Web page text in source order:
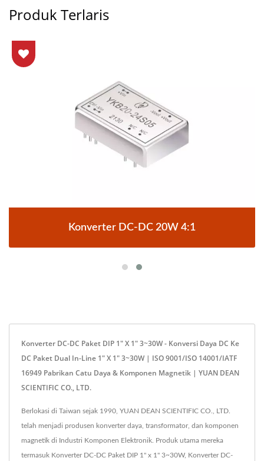
Produk Terlaris
Konverter DC-DC 20W 4:1
Konverter DC-DC Paket DIP 1" X 1" 3~30W - Konversi Daya DC Ke
DC Paket Dual In-Line 1" X 1" 3~30W | ISO 9001/ISO 14001/IATF
16949 Pabrikan Catu Daya & Komponen Magnetik | YUAN DEAN
SCIENTIFIC CO., LTD.
Berlokasi di Taiwan sejak 1990, YUAN DEAN SCIENTIFIC CO., LTD.
telah menjadi produsen konverter daya, transformator, dan komponen
magnetik di Industri Komponen Elektronik. Produk utama mereka
termasuk Konverter DC-DC Paket DIP 1" x 1" 3~30W, Konverter DC-